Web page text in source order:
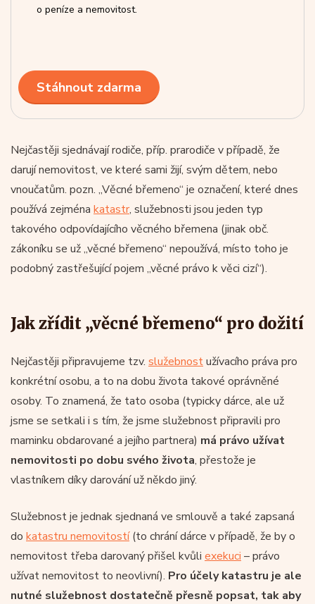
o peníze a nemovitost.
Stáhnout zdarma
Nejčastěji sjednávají rodiče, příp. prarodiče v případě, že
darují nemovitost, ve které sami žijí, svým dětem, nebo
vnoučatům. pozn. „Věcné břemeno“ je označení, které dnes
používá zejména katastr, služebnosti jsou jeden typ
takového odpovídajícího věcného břemena (jinak obč.
zákoníku se už „věcné břemeno“ nepoužívá, místo toho je
podobný zastřešující pojem „věcné právo k věci cizí“).
Jak zřídit „věcné břemeno“ pro dožití
Nejčastěji připravujeme tzv. služebnostužívacího práva pro
konkrétní osobu, a to na dobu života takové oprávněné
osoby. To znamená, že tato osoba (typicky dárce, ale už
jsme se setkali i s tím, že jsme služebnost připravili pro
maminku obdarované a jejího partnera) má právo užívat
nemovitosti po dobu svého života, přestože je
vlastníkem díky darování už někdo jiný.
Služebnost je jednak sjednaná ve smlouvě a také zapsaná
do katastru nemovitostí(to chrání dárce v případě, že by o
nemovitost třeba darovaný přišel kvůli exekuci – právo
užívat nemovitost to neovlivní). Pro účely katastru je ale
nutné služebnost dostatečně přesně popsat, tak aby